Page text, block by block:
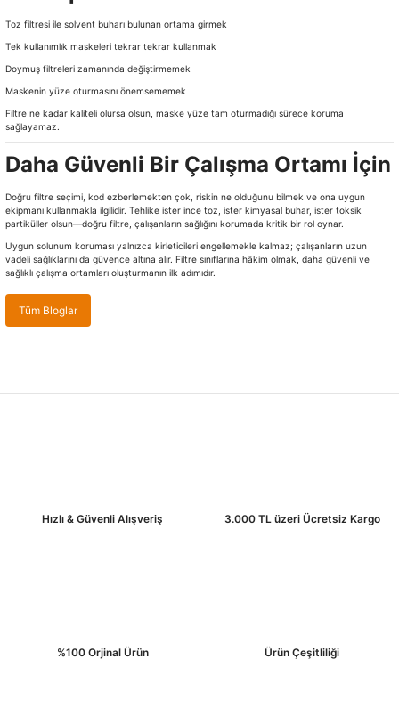
Toz filtresi ile solvent buharı bulunan ortama girmek
Tek kullanımlık maskeleri tekrar tekrar kullanmak
Doymuş filtreleri zamanında değiştirmemek
Maskenin yüze oturmasını önemsememek
Filtre ne kadar kaliteli olursa olsun, maske yüze tam oturmadığı sürece koruma
sağlayamaz.
Daha Güvenli Bir Çalışma Ortamı İçin
Doğru filtre seçimi, kod ezberlemekten çok, riskin ne olduğunu bilmek ve ona uygun
ekipmanı kullanmakla ilgilidir. Tehlike ister ince toz, ister kimyasal buhar, ister toksik
partiküller olsun—doğru filtre, çalışanların sağlığını korumada kritik bir rol oynar.
Uygun solunum koruması yalnızca kirleticileri engellemekle kalmaz; çalışanların uzun
vadeli sağlıklarını da güvence altına alır. Filtre sınıflarına hâkim olmak, daha güvenli ve
sağlıklı çalışma ortamları oluşturmanın ilk adımıdır.
Tüm Bloglar
Hızlı & Güvenli Alışveriş 3.000 TL üzeri Ücretsiz Kargo
%100 Orjinal Ürün Ürün Çeşitliliği